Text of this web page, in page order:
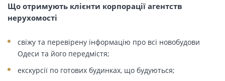
Що отримують клієнти корпорації агентств
нерухомості
свіжу та перевірену інформацію про всі новобудови
Одеси та його передмістя;
екскурсії по готових будинках, що будуються;